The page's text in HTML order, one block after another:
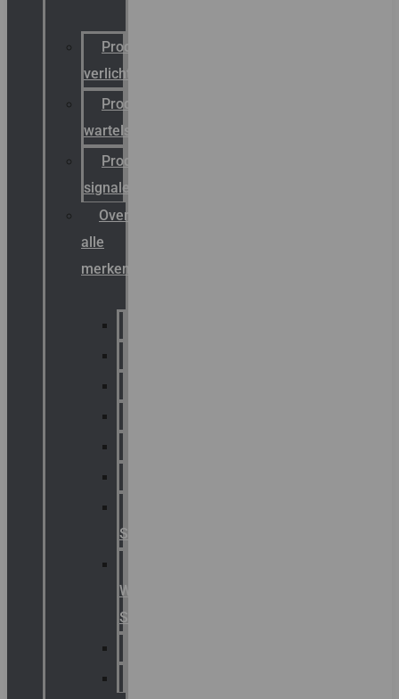
Productcatalogus
verlichting
Productcatalogus
wartels
Productcatalogus
signalering
Overzicht
alle
merken
Signaling
Warning
Signals